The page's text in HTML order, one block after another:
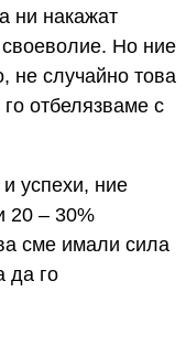
ни накажат
Но ние
не случайно това
отбелязваме с
успехи, ние
20 – 30%
сме имали сила
да го